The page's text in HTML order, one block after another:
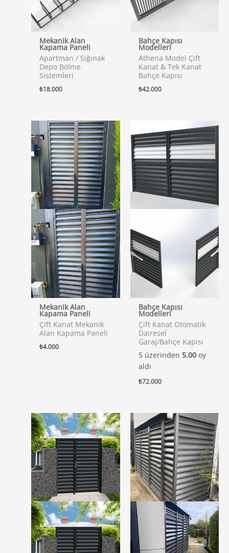
Mekanik Alan
Kapama Paneli
Apartman / Sığınak
Depo Bölme
Sistemleri
₺18.000
Bahçe Kapısı
Modelleri
Athena Model Çift
Kanat & Tek Kanat
Bahçe Kapısı
₺42.000
Mekanik Alan
Kapama Paneli
Çift Kanat Mekanik
Alan Kapama Paneli
₺4.000
Bahçe Kapısı
Modelleri
Çift Kanat Otomatik
Dairesel
Garaj/Bahçe Kapısı
5 üzerinden 5.00oy
aldı
₺72.000